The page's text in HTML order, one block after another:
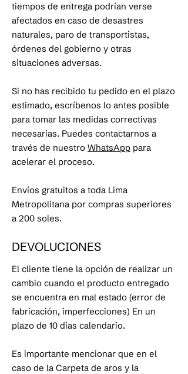
tiempos de entrega podrían verse
afectados en caso de desastres
naturales, paro de transportistas,
órdenes del gobierno y otras
situaciones adversas.
Si no has recibido tu pedido en el plazo
estimado, escríbenos lo antes posible
para tomar las medidas correctivas
necesarias. Puedes contactarnos a
través de nuestro WhatsApp para
acelerar el proceso.
Envíos gratuitos a toda Lima
Metropolitana por compras superiores
a 200 soles.
DEVOLUCIONES
El cliente tiene la opción de realizar un
cambio cuando el producto entregado
se encuentra en mal estado (error de
fabricación, imperfecciones) En un
plazo de 10 días calendario.
Es importante mencionar que en el
caso de la Carpeta de aros y la